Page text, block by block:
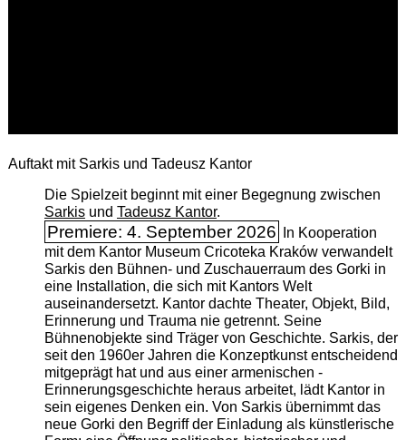
Auftakt mit Sarkis und Tadeusz Kantor
Die Spielzeit beginnt mit einer Begegnung zwischen
Sarkisund Tadeusz Kantor.
Premiere: 4. September 2026
In Kooperation
mit dem Kantor Museum Cricoteka Kraków verwandelt
Sarkis den Bühnen- und Zuschauerraum des Gorki in
eine Installation, die sich mit Kantors Welt
auseinandersetzt. Kantor dachte Theater, Objekt, Bild,
Erinnerung und Trauma nie getrennt. Seine
Bühnenobjekte sind Träger von Geschichte. Sarkis, der
seit den 1960er Jahren die Konzeptkunst entscheidend
mitgeprägt hat und aus einer armenischen ­
Erinnerungsgeschichte heraus arbeitet, lädt Kantor in
sein eigenes Denken ein. Von Sarkis übernimmt das
neue Gorki den Begriff der Einladung als künstlerische